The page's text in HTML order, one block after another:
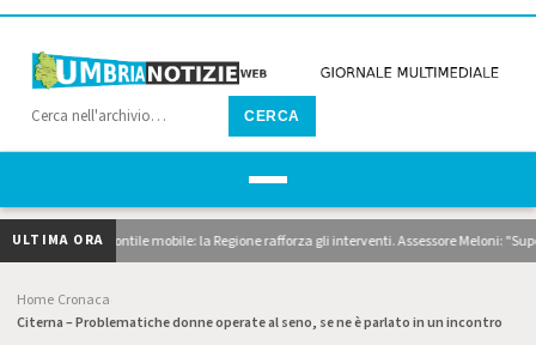
CERCA
ULTIMA ORAe pontile mobile: la Regione rafforza gli interventi. Assessore Meloni:
Home Cronaca
Citerna – Problematiche donne operate al seno, se ne è parlato in un incontro